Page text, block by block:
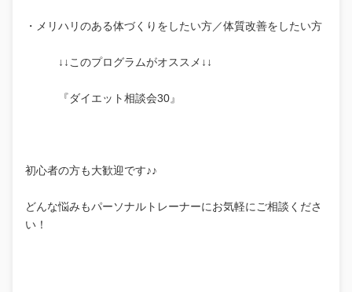
・メリハリのある体づくりをしたい方／体質改善をしたい方
↓↓このプログラムがオススメ↓↓
『ダイエット相談会30』
初心者の方も大歓迎です♪♪
どんな悩みもパーソナルトレーナーにお気軽にご相談くださ
い！